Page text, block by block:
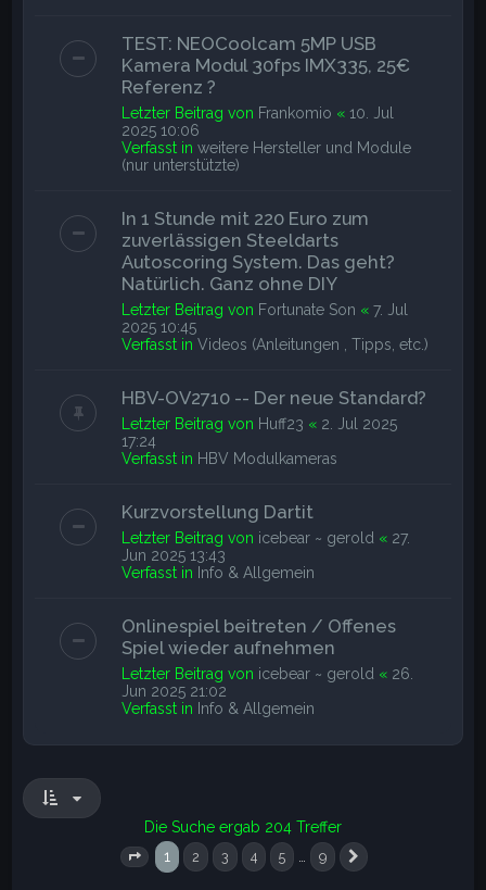
TEST: NEOCoolcam 5MP USB
Kamera Modul 30fps IMX335, 25€
Referenz ?
Letzter Beitrag von Frankomio «10. Jul
2025 10:06
Verfasst inweitere Hersteller und Module
(nur unterstützte)
In 1 Stunde mit 220 Euro zum
zuverlässigen Steeldarts
Autoscoring System. Das geht?
Natürlich. Ganz ohne DIY
Letzter Beitrag von Fortunate Son «7. Jul
2025 10:45
Verfasst inVideos (Anleitungen , Tipps, etc.)
HBV-OV2710 -- Der neue Standard?
Letzter Beitrag von Huff23 « 2. Jul 2025
17:24
Verfasst in HBV Modulkameras
Kurzvorstellung Dartit
Letzter Beitrag von icebear ~ gerold « 27.
Jun 2025 13:43
Verfasst in Info & Allgemein
Onlinespiel beitreten / Offenes
Spiel wieder aufnehmen
Letzter Beitrag von icebear ~ gerold « 26.
Jun 2025 21:02
Verfasst in Info & Allgemein
Die Suche ergab 204 Treffer
Seite von 9
1 2 3 4 5 9